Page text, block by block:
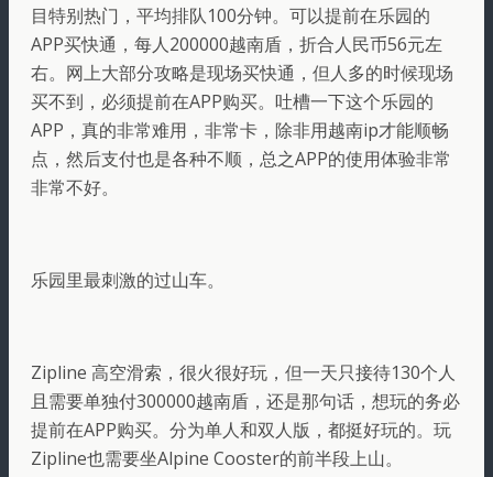
目特别热门，平均排队100分钟。可以提前在乐园的
APP买快通，每人200000越南盾，折合人民币56元左
右。网上大部分攻略是现场买快通，但人多的时候现场
买不到，必须提前在APP购买。吐槽一下这个乐园的
APP，真的非常难用，非常卡，除非用越南ip才能顺畅
点，然后支付也是各种不顺，总之APP的使用体验非常
非常不好。
乐园里最刺激的过山车。
Zipline 高空滑索，很火很好玩，但一天只接待130个人
且需要单独付300000越南盾，还是那句话，想玩的务必
提前在APP购买。分为单人和双人版，都挺好玩的。玩
Zipline也需要坐Alpine Cooster的前半段上山。